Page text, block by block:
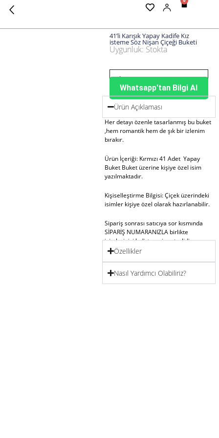
Cart
41’li Karışık Yapay Kadife Kız
isteme Söz Nişan Çiçeği Buketi
Uygunluk: Stokta
41'li
Yapay
Kadife
isteme
Söz
Nişan
Çiçeği
Buketi
Whatsapp'tan Bilgi Al
Ürün Açıklaması
Her detayı özenle tasarlanmış bu buket
,hem romantik hem de şık bir izlenim
bırakır.
Ürün İçeriği: Kırmızı 41 Adet Yapay
Buket Buket üzerine kişiye özel isim
yazılmaktadır.
Kişiselleştirme Bilgisi: Çiçek üzerindeki
isimler kişiye özel olarak hazırlanabilir.
Sipariş sonrası satıcıya sor kısmında
SİPARİŞ NUMARANIZLA birlikte
isimlerinizi belirtmeniz yeterlidir.
(LUTFEN TESLIMAT NUMARANIZLA
YAZMAYINIZ) Ürün, korumalı şekilde
özenle paketlenerek gönderilir.
Özellikler
Nasıl Yardımcı Olabiliriz?